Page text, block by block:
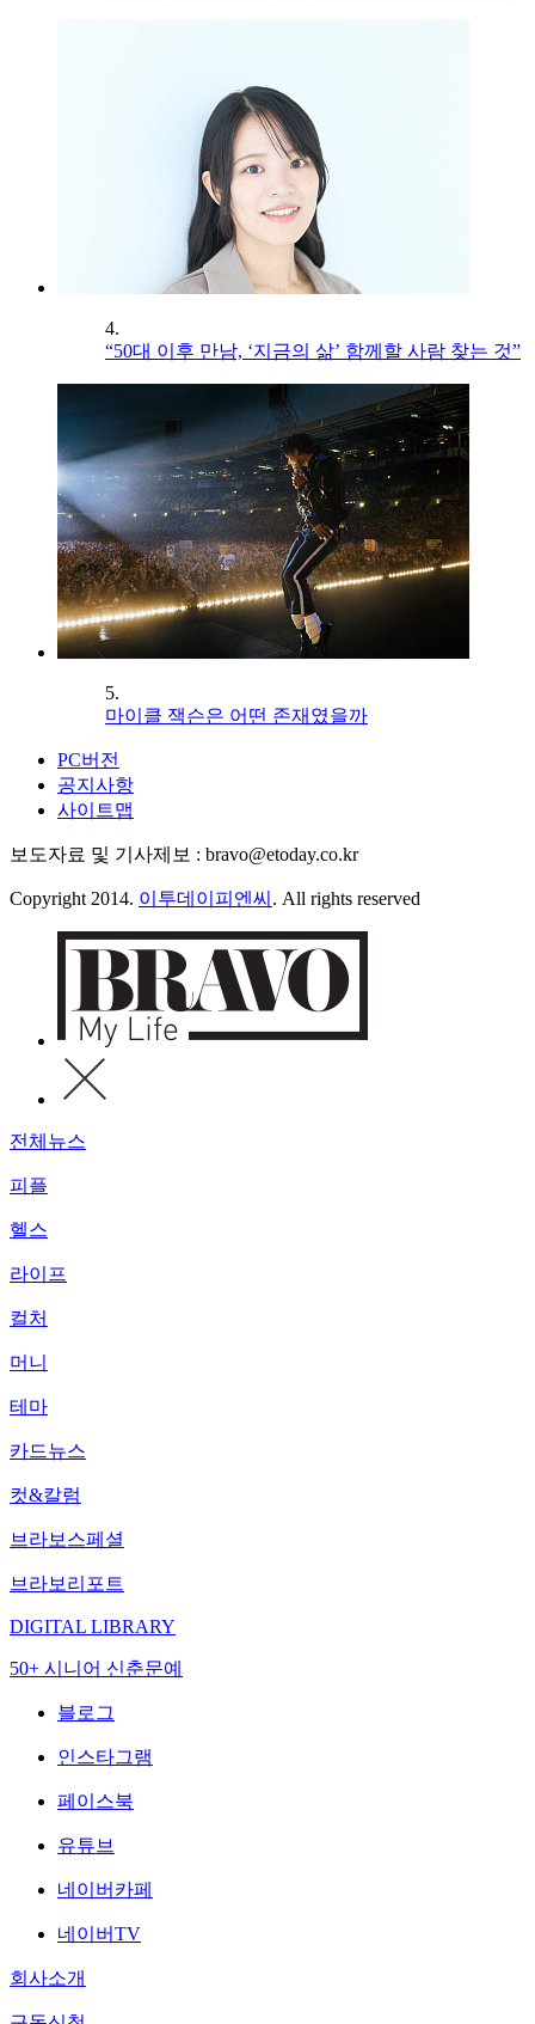
4.
“50대 이후 만남, ‘지금의 삶’ 함께할 사람 찾는 것”
5.
마이클 잭슨은 어떤 존재였을까
PC버전
공지사항
사이트맵
보도자료 및 기사제보 : bravo@etoday.co.kr
Copyright 2014. 이투데이피엔씨 . All rights reserved
전체뉴스
피플
헬스
라이프
컬처
머니
테마
카드뉴스
컷&칼럼
브라보스페셜
브라보리포트
DIGITAL LIBRARY
50+ 시니어 신춘문예
블로그
인스타그램
페이스북
유튜브
네이버카페
네이버TV
회사소개